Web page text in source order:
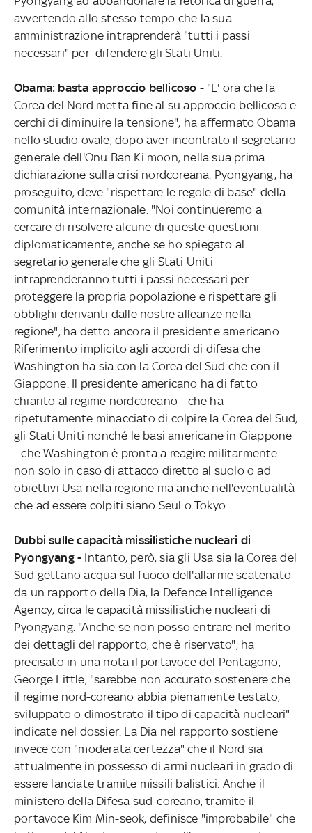
avvertendo allo stesso tempo che la sua
amministrazione intraprenderà "tutti i passi
necessari" per difendere gli Stati Uniti.
Obama: basta approccio bellicoso - "E' ora che la
Corea del Nord metta fine al su approccio bellicoso e
cerchi di diminuire la tensione", ha affermato Obama
nello studio ovale, dopo aver incontrato il segretario
generale dell'Onu Ban Ki moon, nella sua prima
dichiarazione sulla crisi nordcoreana. Pyongyang, ha
proseguito, deve "rispettare le regole di base" della
comunità internazionale. "Noi continueremo a
cercare di risolvere alcune di queste questioni
diplomaticamente, anche se ho spiegato al
segretario generale che gli Stati Uniti
intraprenderanno tutti i passi necessari per
proteggere la propria popolazione e rispettare gli
obblighi derivanti dalle nostre alleanze nella
regione", ha detto ancora il presidente americano.
Riferimento implicito agli accordi di difesa che
Washington ha sia con la Corea del Sud che con il
Giappone. Il presidente americano ha di fatto
chiarito al regime nordcoreano - che ha
ripetutamente minacciato di colpire la Corea del Sud,
gli Stati Uniti nonché le basi americane in Giappone
- che Washington è pronta a reagire militarmente
non solo in caso di attacco diretto al suolo o ad
obiettivi Usa nella regione ma anche nell'eventualità
che ad essere colpiti siano Seul o Tokyo.
Dubbi sulle capacità missilistiche nucleari di
Pyongyang - Intanto, però, sia gli Usa sia la Corea del
Sud gettano acqua sul fuoco dell'allarme scatenato
da un rapporto della Dia, la Defence Intelligence
Agency, circa le capacità missilistiche nucleari di
Pyongyang. "Anche se non posso entrare nel merito
dei dettagli del rapporto, che è riservato", ha
precisato in una nota il portavoce del Pentagono,
George Little, "sarebbe non accurato sostenere che
il regime nord-coreano abbia pienamente testato,
sviluppato o dimostrato il tipo di capacità nucleari"
indicate nel dossier. La Dia nel rapporto sostiene
invece con "moderata certezza" che il Nord sia
attualmente in possesso di armi nucleari in grado di
essere lanciate tramite missili balistici. Anche il
ministero della Difesa sud-coreano, tramite il
portavoce Kim Min-seok, definisce "improbabile" che